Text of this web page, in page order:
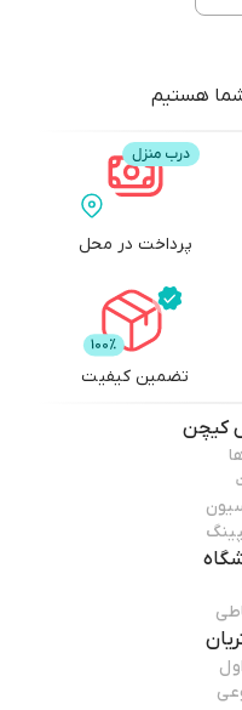
هستیم
پرداخت در محل
تضمین کیفیت
کیچن